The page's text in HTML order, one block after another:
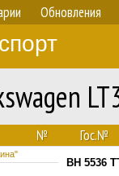
Обновления
№ Гос.№
BH 5536